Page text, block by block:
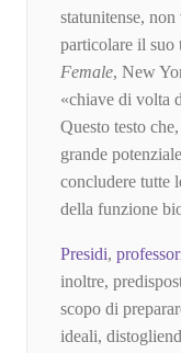
statunitense,
particolare il suo
Female, New
«chiave di volta
Questo testo
grande
concludere tutte
della funzione
Presidi,
inoltre,
scopo di
ideali,